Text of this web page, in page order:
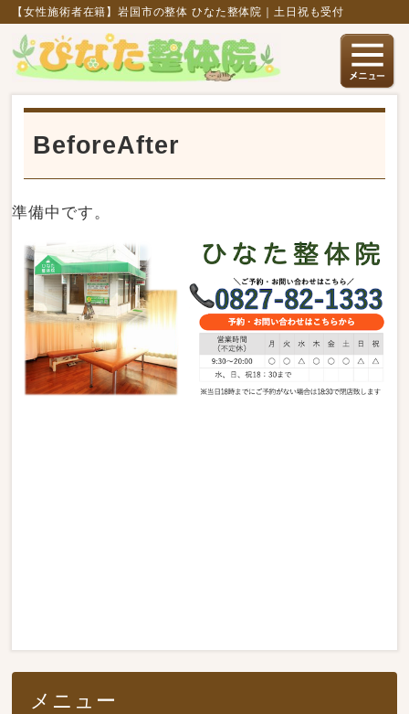
【女性施術者在籍】岩国市の整体 ひなた整体院｜土日祝も受付
BeforeAfter
準備中です。
メニュー